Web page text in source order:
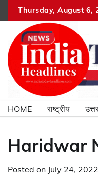
content
Thursday, August 6,
HOME राष्ट्रीय
Haridwar
Posted on July 24, 2022